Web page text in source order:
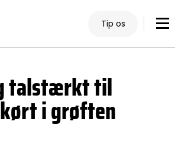
Tip os
talstærkt til
i grøften